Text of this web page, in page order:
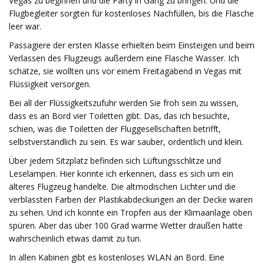
Flugbegleiter sorgten für kostenloses Nachfüllen, bis die Flasche
leer war.
Passagiere der ersten Klasse erhielten beim Einsteigen und beim
Verlassen des Flugzeugs außerdem eine Flasche Wasser. Ich
schätze, sie wollten uns vor einem Freitagabend in Vegas mit
Flüssigkeit versorgen.
Bei all der Flüssigkeitszufuhr werden Sie froh sein zu wissen,
dass es an Bord vier Toiletten gibt. Das, das ich besuchte,
schien, was die Toiletten der Fluggesellschaften betrifft,
selbstverständlich zu sein. Es war sauber, ordentlich und klein.
Über jedem Sitzplatz befinden sich Lüftungsschlitze und
Leselampen. Hier konnte ich erkennen, dass es sich um ein
älteres Flugzeug handelte. Die altmodischen Lichter und die
verblassten Farben der Plastikabdeckungen an der Decke waren
zu sehen. Und ich konnte ein Tropfen aus der Klimaanlage oben
spüren. Aber das über 100 Grad warme Wetter draußen hatte
wahrscheinlich etwas damit zu tun.
In allen Kabinen gibt es kostenloses WLAN an Bord. Eine